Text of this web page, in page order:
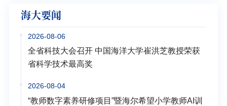
海大要闻
2026-08-06
全省科技大会召开 中国海洋大学崔洪芝教授荣获
省科学技术最高奖
2026-08-04
“教师数字素养研修项目”暨海尔希望小学教师AI训